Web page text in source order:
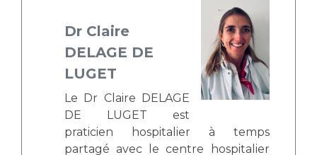
Dr Claire
DELAGE DE
LUGET
Le Dr Claire DELAGE
DE LUGET est
praticien hospitalier à temps
partagé avec le centre hospitalier